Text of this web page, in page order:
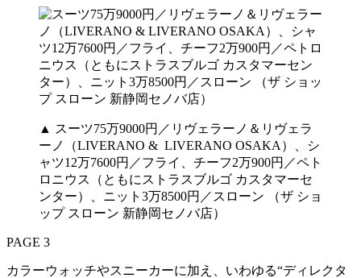
▲ スーツ75万9000円／リヴェラーノ＆リヴェラ
ーノ（LIVERANO & LIVERANO OSAKA）、シ
ャツ12万7600円／フライ、チーフ2万900円／ペト
ロニウス（ともにストラスブルゴ カスタマーセ
ンター）、ニット3万8500円／スローン （ザ ショ
ップ スローン 新静岡セノバ店）
PAGE 3
カラーウォッチやスニーカーに加え、いわゆる“ディレクタ